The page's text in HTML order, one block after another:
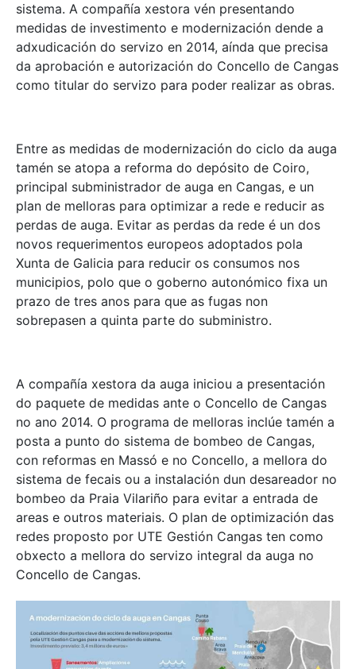
sistema. A compañía xestora vén presentando
medidas de investimento e modernización dende a
adxudicación do servizo en 2014, aínda que precisa
da aprobación e autorización do Concello de Cangas
como titular do servizo para poder realizar as obras.
Entre as medidas de modernización do ciclo da auga
tamén se atopa a reforma do depósito de Coiro,
principal subministrador de auga en Cangas, e un
plan de melloras para optimizar a rede e reducir as
perdas de auga. Evitar as perdas da rede é un dos
novos requerimentos europeos adoptados pola
Xunta de Galicia para reducir os consumos nos
municipios, polo que o goberno autonómico fixa un
prazo de tres anos para que as fugas non
sobrepasen a quinta parte do subministro.
A compañía xestora da auga iniciou a presentación
do paquete de medidas ante o Concello de Cangas
no ano 2014. O programa de melloras inclúe tamén a
posta a punto do sistema de bombeo de Cangas,
con reformas en Massó e no Concello, a mellora do
sistema de fecais ou a instalación dun desareador no
bombeo da Praia Vilariño para evitar a entrada de
areas e outros materiais. O plan de optimización das
redes proposto por UTE Gestión Cangas ten como
obxecto a mellora do servizo integral da auga no
Concello de Cangas.